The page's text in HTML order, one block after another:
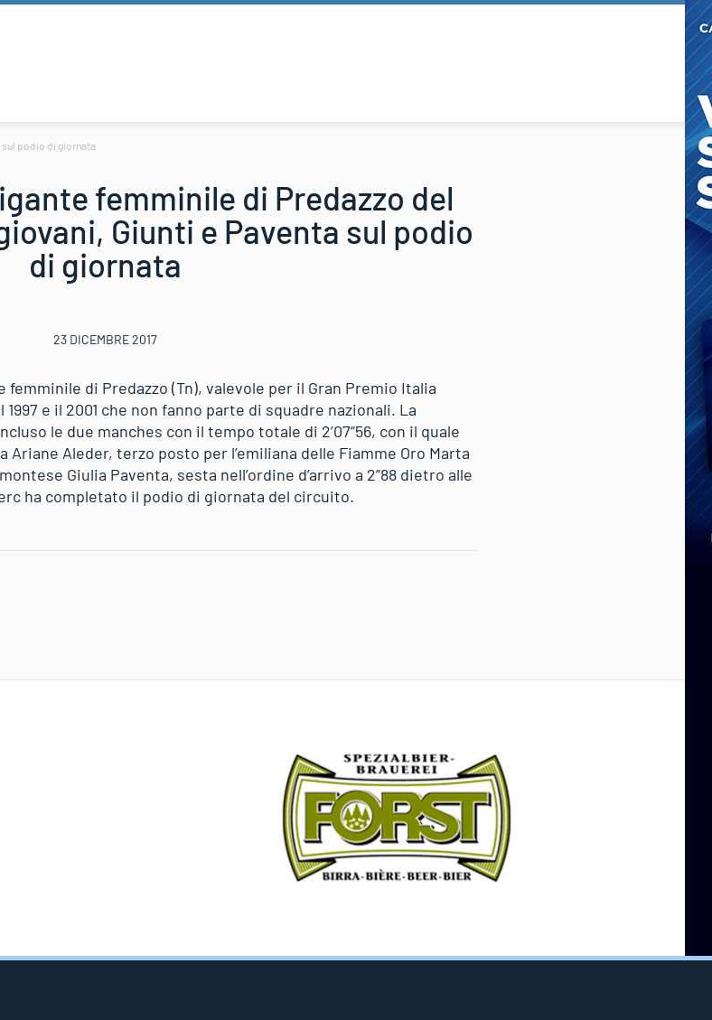
sul podio di giornata
femminile di Predazzo del
Giunti e Paventa sul podio
di giornata
23 DICEMBRE 2017
di Predazzo (Tn), valevole per il Gran Premio Italia
e il 2001 che non fanno parte di squadre nazionali. La
le due manches con il tempo totale di 2’07”56, con il quale
Ariane Aleder, terzo posto per l’emiliana delle Fiamme Oro Marta
Giulia Paventa, sesta nell’ordine d’arrivo a 2”88 dietro alle
ha completato il podio di giornata del circuito.